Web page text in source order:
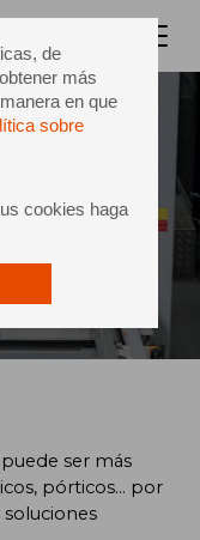
de
más
en que
sobre
cookies haga
con una gran
ser más
pórticos... por